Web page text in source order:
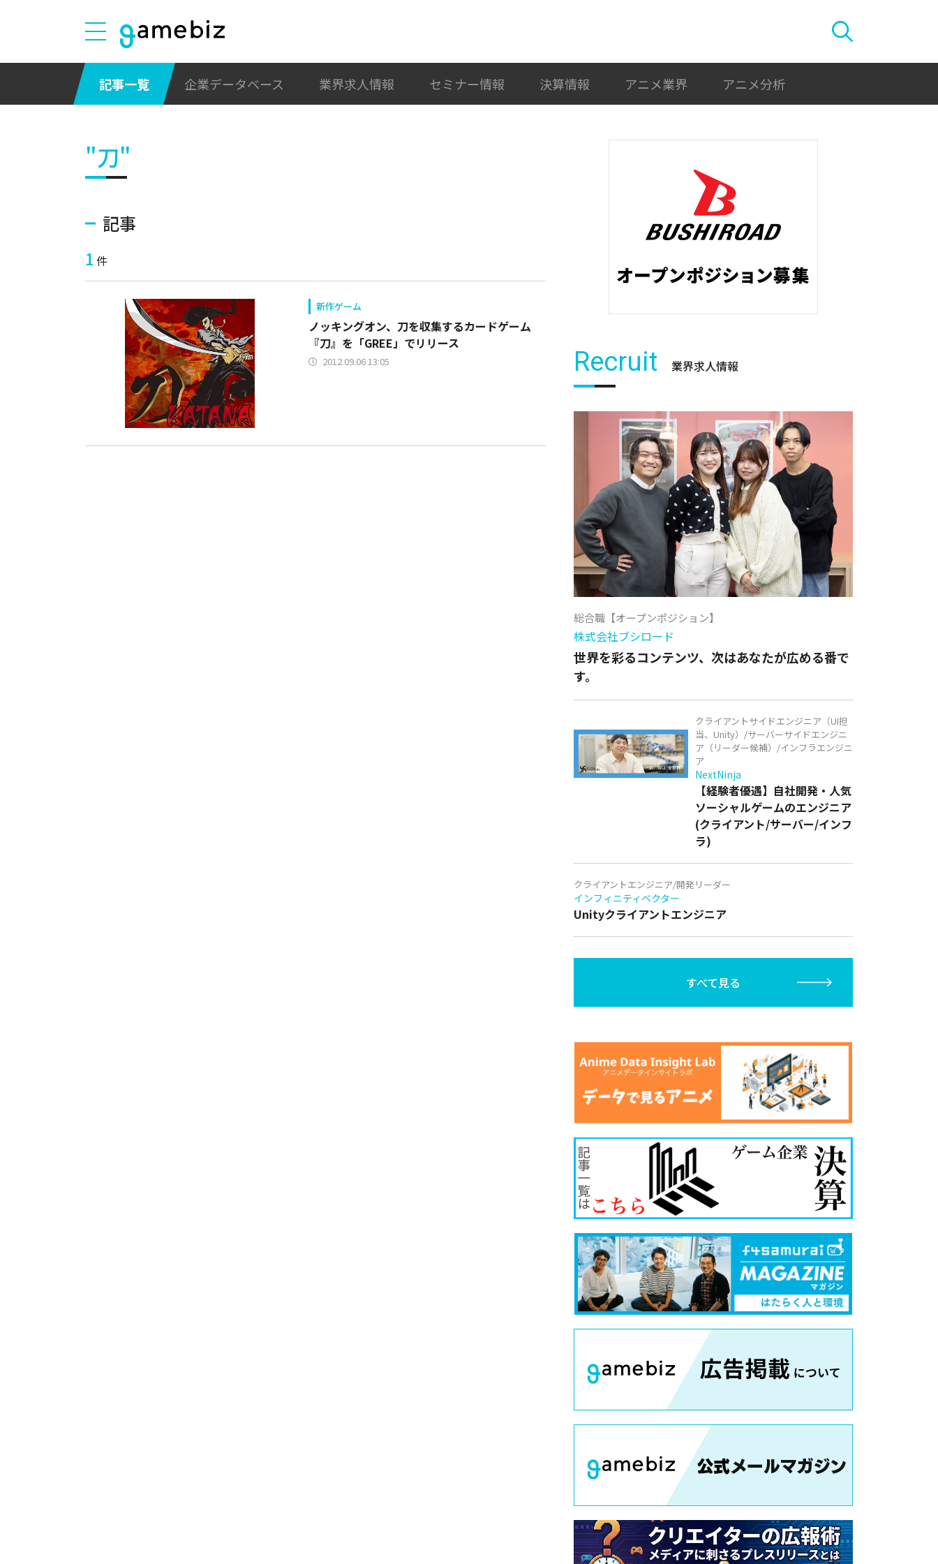
記事一覧 企業データベース 業界求人情報 セミナー情報 決算情報 アニメ業界 アニメ分析
"刀"
記事
1 件
新作ゲーム
ノッキングオン、刀を収集するカードゲーム
『刀』を「GREE」でリリース
2012.09.06 13:05 Recruit 業界求人情報
総合職【オープンポジション】
株式会社ブシロード
世界を彩るコンテンツ、次はあなたが広める番で
す。
クライアントサイドエンジニア（UI担
当、Unity）/サーバーサイドエンジニ
ア（リーダー候補）/インフラエンジニ
ア
NextNinja
【経験者優遇】自社開発・人気
ソーシャルゲームのエンジニア
(クライアント/サーバー/インフ
ラ)
クライアントエンジニア/開発リーダー
インフィニティベクター
Unityクライアントエンジニア
すべて見る